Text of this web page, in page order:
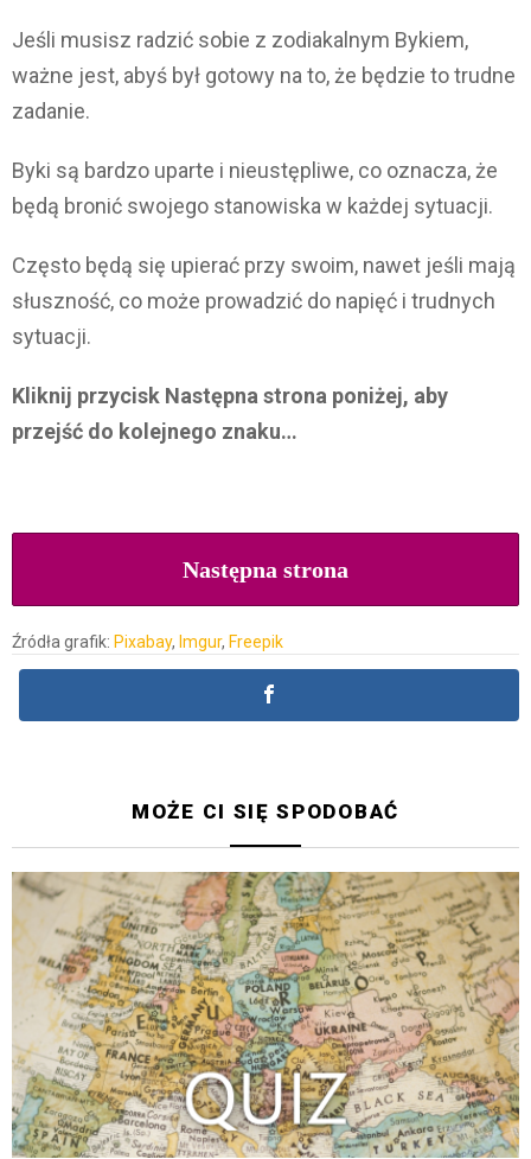
Jeśli musisz radzić sobie z zodiakalnym Bykiem,
ważne jest, abyś był gotowy na to, że będzie to trudne
zadanie.
Byki są bardzo uparte i nieustępliwe, co oznacza, że
będą bronić swojego stanowiska w każdej sytuacji.
Często będą się upierać przy swoim, nawet jeśli mają
słuszność, co może prowadzić do napięć i trudnych
sytuacji.
Kliknij przycisk Następna strona poniżej, aby
przejść do kolejnego znaku…
Następna strona
Źródła grafik: Pixabay, Imgur, Freepik
MOŻE CI SIĘ SPODOBAĆ